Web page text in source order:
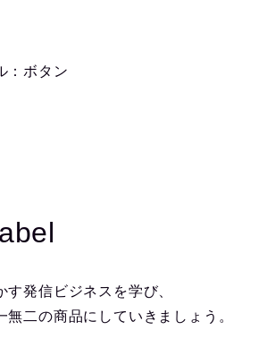
：ボタン
す発信ビジネスを学び、
無二の商品にしていきましょう。